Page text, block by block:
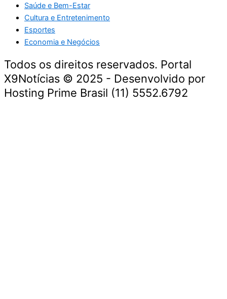
Saúde e Bem-Estar
Cultura e Entretenimento
Esportes
Economia e Negócios
Todos os direitos reservados. Portal
X9Notícias © 2025 - Desenvolvido por
Hosting Prime Brasil (11) 5552.6792